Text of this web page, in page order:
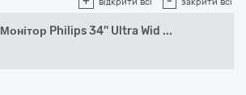
Монітор Philips 34'' Ultra Wid ...